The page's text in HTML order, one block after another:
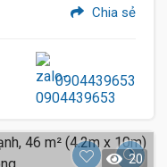
Chia sẻ
0904439653
20